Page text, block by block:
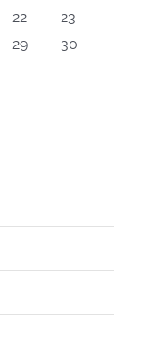
22
23
29
30